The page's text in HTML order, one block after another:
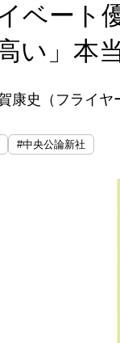
ベート
い」本
康史（フライヤ
#中央公論新社